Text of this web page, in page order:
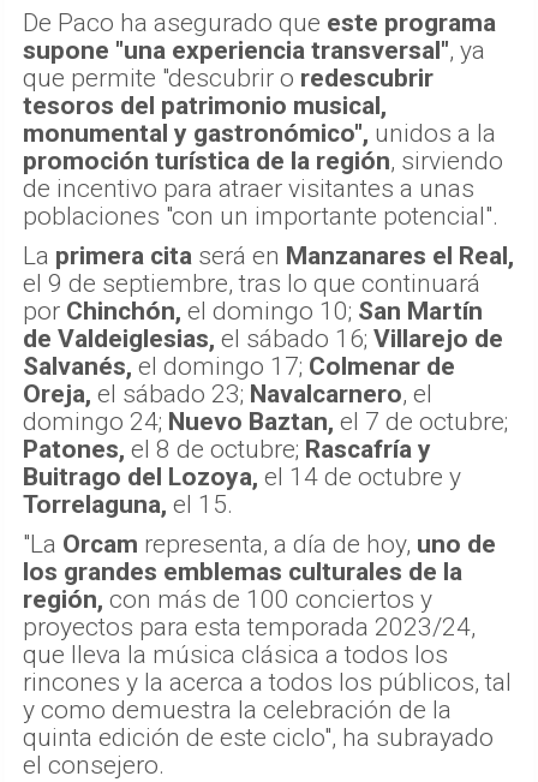
De Paco ha asegurado que este programa
supone "una experiencia transversal", ya
que permite "descubrir o redescubrir
tesoros del patrimonio musical,
monumental y gastronómico", unidos a la
promoción turística de la región, sirviendo
de incentivo para atraer visitantes a unas
poblaciones "con un importante potencial".
La primera cita será en Manzanares el Real,
el 9 de septiembre, tras lo que continuará
por Chinchón, el domingo 10; San Martín
de Valdeiglesias, el sábado 16; Villarejo de
Salvanés, el domingo 17; Colmenar de
Oreja, el sábado 23; Navalcarnero, el
domingo 24; Nuevo Baztan, el 7 de octubre;
Patones, el 8 de octubre; Rascafría y
Buitrago del Lozoya, el 14 de octubre y
Torrelaguna, el 15.
"La Orcam representa, a día de hoy, uno de
los grandes emblemas culturales de la
región, con más de 100 conciertos y
proyectos para esta temporada 2023/24,
que lleva la música clásica a todos los
rincones y la acerca a todos los públicos, tal
y como demuestra la celebración de la
quinta edición de este ciclo", ha subrayado
el consejero.